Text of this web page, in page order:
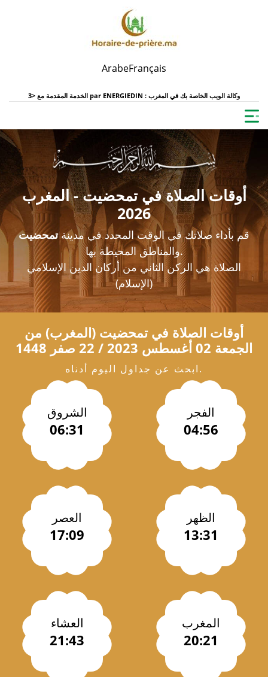
ArabeFrançais
الخدمة المقدمة مع <3 par ENERGIEDIN : وكالة الويب الخاصة بك في المغرب
أوقات الصلاة في تمحضيت - المغرب
2026
قم بأداء صلاتك في الوقت المحدد في مدينةتمحضيت
والمناطق المحيطة بها.
الصلاة هي الركن الثاني من أركان الدين الإسلامي
(الإسلام)
أوقات الصلاة فيتمحضيت (المغرب) من
الجمعة 02 أغسطس 2023 / 22 صفر 1448
ابحث عن جداول اليوم أدناه.
الفجر
04:56
الشروق
06:31
الظهر
13:31
العصر
17:09
المغرب
20:21
العشاء
21:43